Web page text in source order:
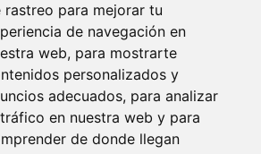
rastreo para mejorar tu
de navegación en
web, para mostrarte
personalizados y
adecuados, para analizar
en nuestra web y para
de donde llegan
cookies preferences
© 2025 osscar.com